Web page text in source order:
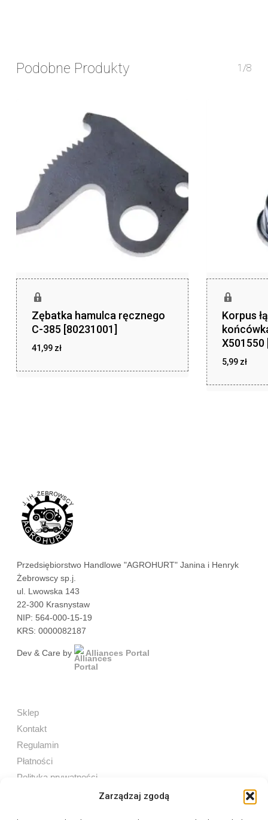
Zarządzaj zgodą
Podobne Produkty 1/8
Zębatka hamulca ręcznego
C-385 [80231001]
41,99 zł
Korpus
X501550
5,99 zł
Przedsiębiorstwo Handlowe "AGROHURT" Janina i Henryk
Żebrowscy sp.j.
ul. Lwowska 143
22-300 Krasnystaw
NIP: 564-000-15-19
KRS: 0000082187
Dev & Care by Alliances Portal
Sklep
Kontakt
Regulamin
Płatności
Polityka prywatności